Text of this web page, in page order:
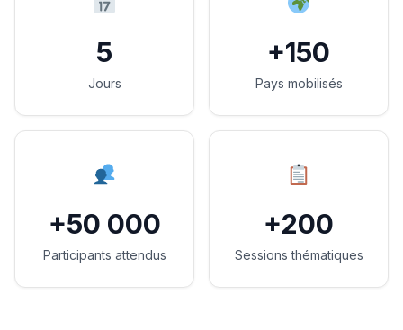
5
Jours
+150
Pays mobilisés
+50 000
Participants attendus
+200
Sessions thématiques